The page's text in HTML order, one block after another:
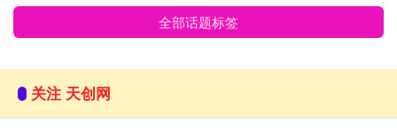
全部话题标签
关注 天创网